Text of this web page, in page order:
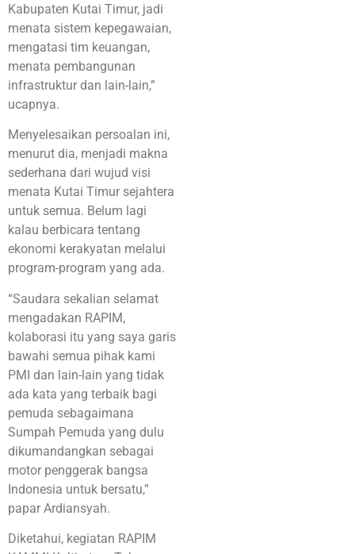
Kabupaten Kutai Timur, jadi
menata sistem kepegawaian,
mengatasi tim keuangan,
menata pembangunan
infrastruktur dan lain-lain,”
ucapnya.
Menyelesaikan persoalan ini,
menurut dia, menjadi makna
sederhana dari wujud visi
menata Kutai Timur sejahtera
untuk semua. Belum lagi
kalau berbicara tentang
ekonomi kerakyatan melalui
program-program yang ada.
“Saudara sekalian selamat
mengadakan RAPIM,
kolaborasi itu yang saya garis
bawahi semua pihak kami
PMI dan lain-lain yang tidak
ada kata yang terbaik bagi
pemuda sebagaimana
Sumpah Pemuda yang dulu
dikumandangkan sebagai
motor penggerak bangsa
Indonesia untuk bersatu,”
papar Ardiansyah.
Diketahui, kegiatan RAPIM